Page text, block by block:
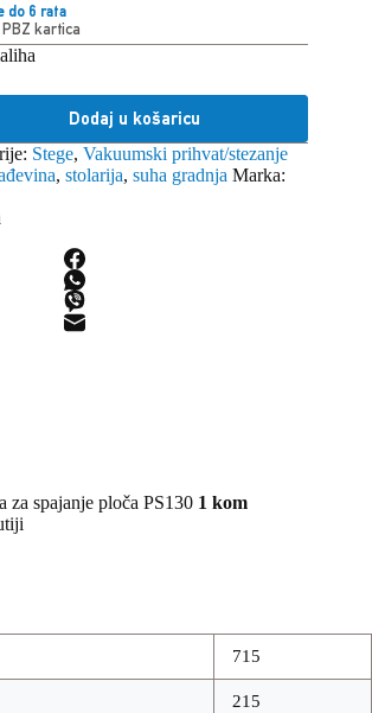
do 6 rata
kartica
Dodaj u košaricu
Stege, Vakuumski prihvat/stezanje
, stolarija, suha gradnja Marka:
za spajanje ploča PS130 1 kom
715
215